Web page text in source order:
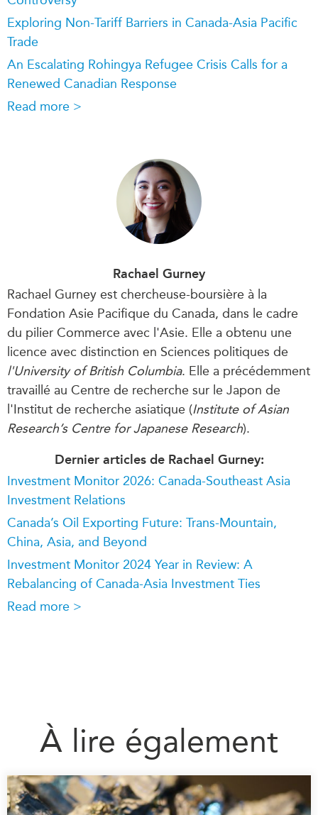
Exploring Non-Tariff Barriers in Canada-Asia Pacific
Trade
An Escalating Rohingya Refugee Crisis Calls for a
Renewed Canadian Response
Read more >
Rachael Gurney
Rachael Gurney est chercheuse-boursière à la
Fondation Asie Pacifique du Canada, dans le cadre
du pilier Commerce avec l'Asie. Elle a obtenu une
licence avec distinction en Sciences politiques de
l'University of British Columbia. Elle a précédemment
travaillé au Centre de recherche sur le Japon de
l'Institut de recherche asiatique (Institute of Asian
Research’s Centre for Japanese Research).
Dernier articles de Rachael Gurney:
Investment Monitor 2026: Canada-Southeast Asia
Investment Relations
Canada’s Oil Exporting Future: Trans-Mountain,
China, Asia, and Beyond
Investment Monitor 2024 Year in Review: A
Rebalancing of Canada-Asia Investment Ties
Read more >
À lire également